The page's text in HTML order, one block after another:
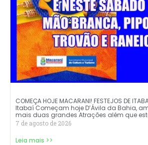
COMEÇA HOJE MACARANI! FESTEJOS DE
Itabaí Começam hoje D’Ávila da Bahia,
mais duas grandes Atrações além que
7 de agosto de 2026
Leia mais >>